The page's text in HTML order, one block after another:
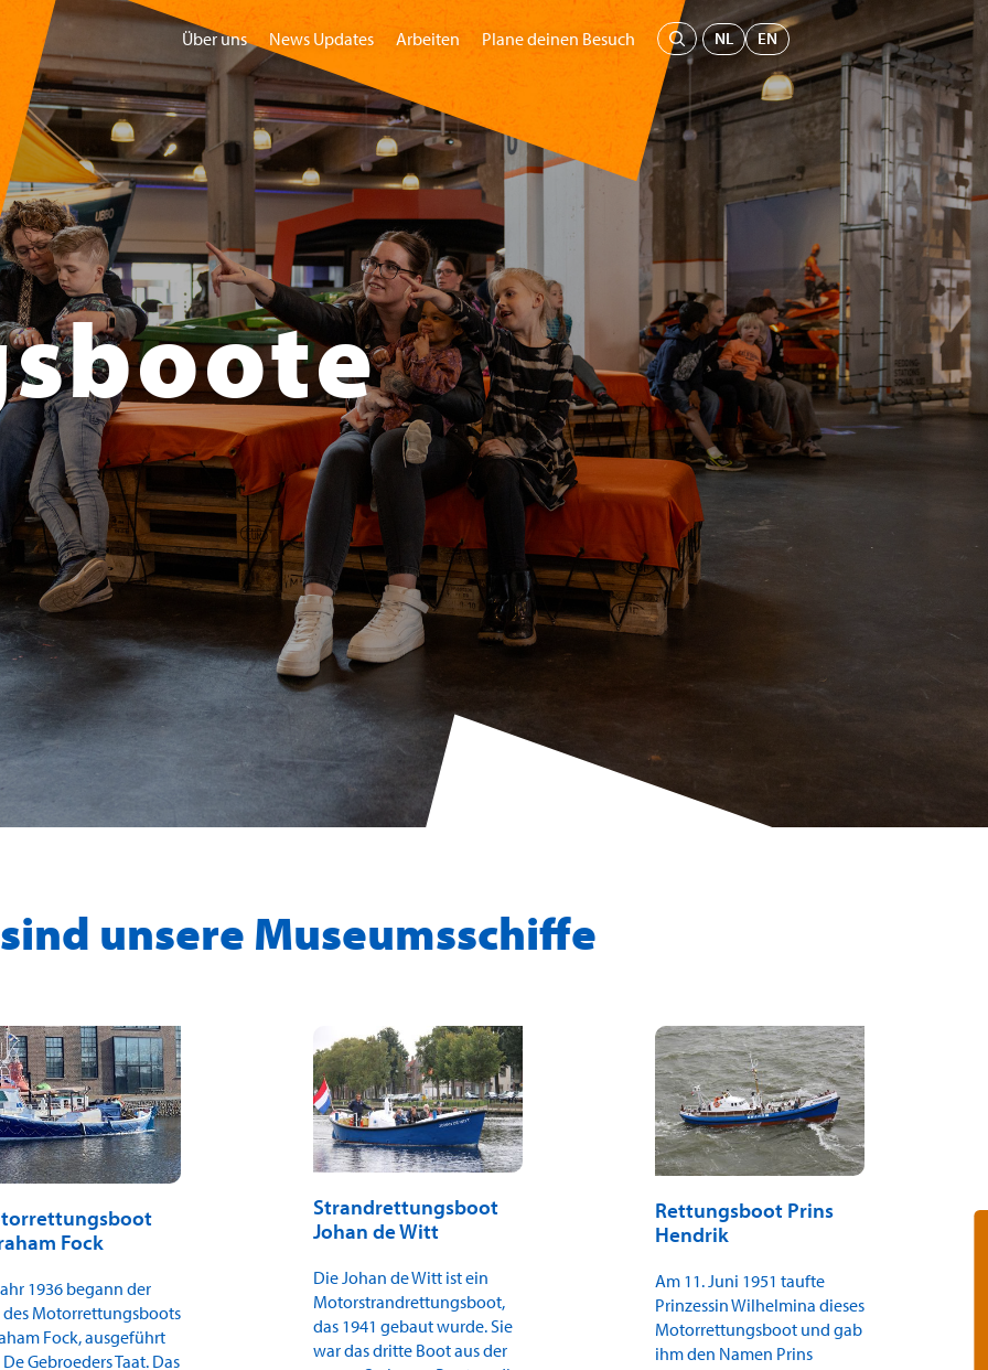
Über uns News Updates Arbeiten Plane deinen Besuch NL EN
Home BesuchenGruppenKindermuseum Unterstütz uns Tickets kaufen
Menü
unsere Museumsschiffe
Fock
1936 begann der
des Motorrettungsboots
Fock, ausgeführt
Gebroeders Taat. Das
Strandrettungsboot
Johan de Witt
Die Johan de Witt ist ein
Motorstrandrettungsboot,
das 1941 gebaut wurde. Sie
war das dritte Boot aus der
Rettungsboot Prins
Hendrik
Am 11. Juni 1951 taufte
Prinzessin Wilhelmina dieses
Motorrettungsboot und gab
ihm den Namen Prins